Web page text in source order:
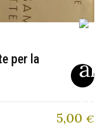
per la
5,00 €